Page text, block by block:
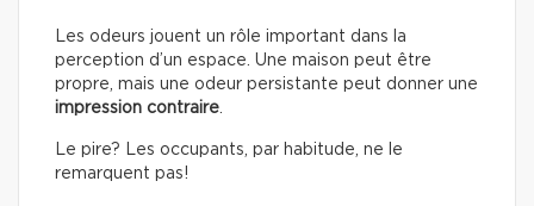
Les odeurs jouent un rôle important dans la
perception d’un espace. Une maison peut être
propre, mais une odeur persistante peut donner une
impression contraire.
Le pire? Les occupants, par habitude, ne le
remarquent pas!